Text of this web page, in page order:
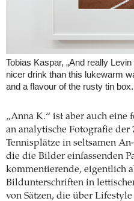
Tobias Kaspar, „And really
nicer drink than this lukewarm
and a flavour of the rusty tin
„Anna K.“ ist aber auch eine
an analytische Fotografie der
Tennisplätze in seltsamen
die die Bilder einfassenden
kommentierende, eigentlich
Bildunterschriften in
von Sätzen, die über